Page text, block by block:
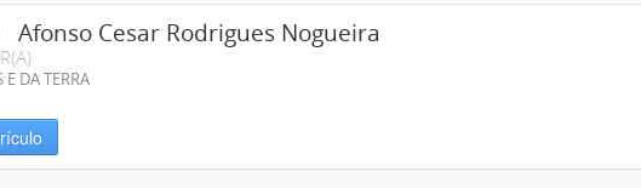
Afonso Cesar Rodrigues Nogueira
E DA TERRA